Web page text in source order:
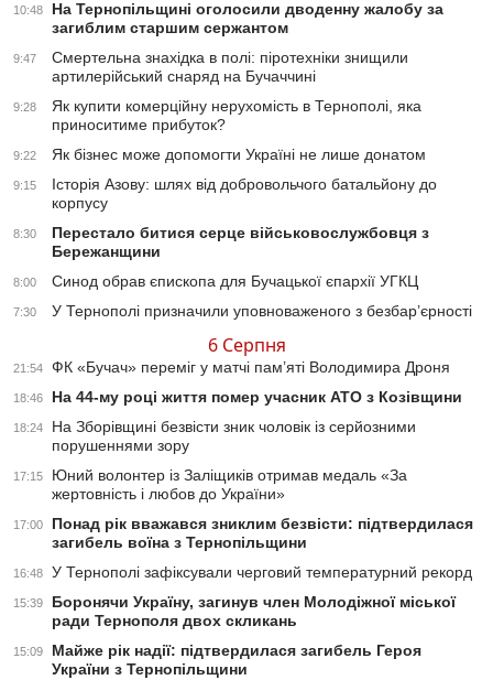
10:48
На Тернопільщині оголосили дводенну жалобу за
загиблим старшим сержантом
9:47
Смертельна знахідка в полі: піротехніки знищили
артилерійський снаряд на Бучаччині
9:28
Як купити комерційну нерухомість в Тернополі, яка
приноситиме прибуток?
9:22 Як бізнес може допомогти Україні не лише донатом
9:15
Історія Азову: шлях від добровольчого батальйону до
корпусу
8:30
Перестало битися серце військовослужбовця з
Бережанщини
8:00 Синод обрав єпископа для Бучацької єпархії УГКЦ
7:30 У Тернополі призначили уповноваженого з безбар’єрності
6 Серпня
21:54 ФК «Бучач» переміг у матчі пам’яті Володимира Дроня
18:46 На 44-му році життя помер учасник АТО з Козівщини
18:24
На Зборівщині безвісти зник чоловік із серйозними
порушеннями зору
17:15
Юний волонтер із Заліщиків отримав медаль «За
жертовність і любов до України»
17:00
Понад рік вважався зниклим безвісти: підтвердилася
загибель воїна з Тернопільщини
16:48 У Тернополі зафіксували черговий температурний рекорд
15:39
Боронячи Україну, загинув член Молодіжної міської
ради Тернополя двох скликань
15:09
Майже рік надії: підтвердилася загибель Героя
України з Тернопільщини